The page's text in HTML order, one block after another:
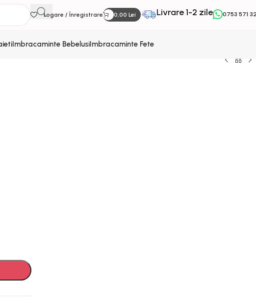
Logare / Înregistrare 0,00 Lei Livrare 1-2 zile 0753 571
Imbracaminte BebelusiImbracaminte Fete